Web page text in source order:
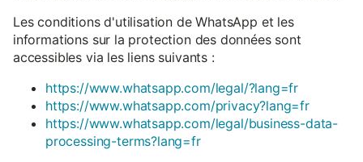
Les conditions d'utilisation de WhatsApp et les
informations sur la protection des données sont
accessibles via les liens suivants :
https://www.whatsapp.com/legal/?lang=fr
https://www.whatsapp.com/privacy?lang=fr
https://www.whatsapp.com/legal/business-data-
processing-terms?lang=fr